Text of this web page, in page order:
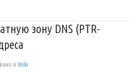
зону DNS (PTR-
в Wiki